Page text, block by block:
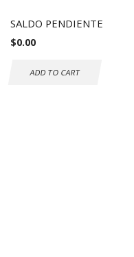
SALDO PENDIENTE
$0.00
ADD TO CART